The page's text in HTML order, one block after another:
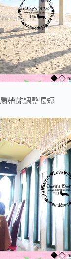
肩帶能調整長短